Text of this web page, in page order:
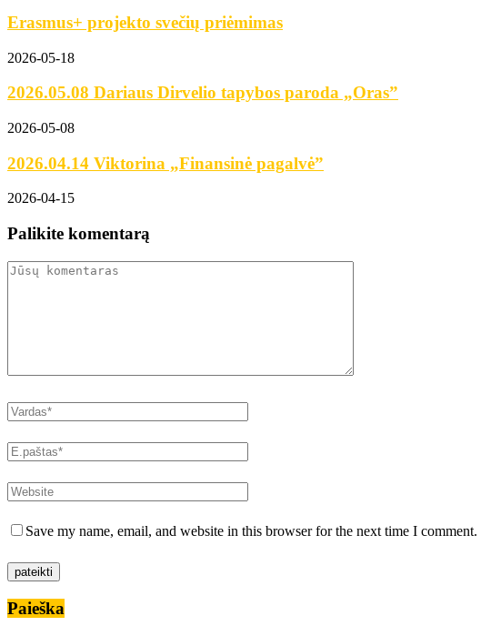
Erasmus+ projekto svečių priėmimas
2026-05-18
2026.05.08 Dariaus Dirvelio tapybos paroda „Oras”
2026-05-08
2026.04.14 Viktorina „Finansinė pagalvė”
2026-04-15
Palikite komentarą
Save my name, email, and website in this browser for the next time I comment.
Paieška